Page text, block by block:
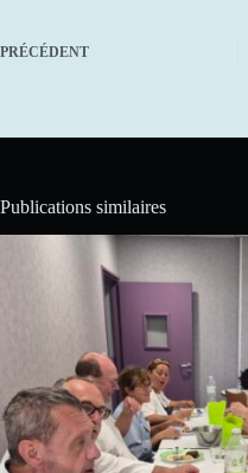
PRÉCÉDENT
Publications similaires